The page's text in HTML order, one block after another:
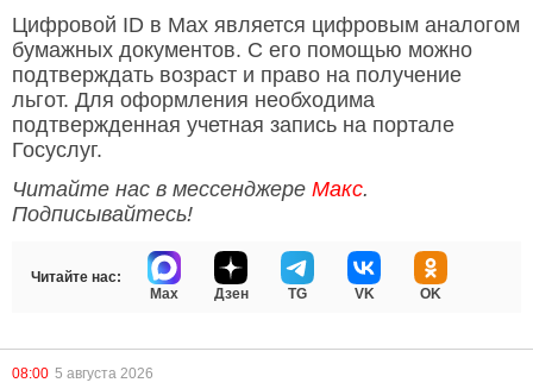
Цифровой ID в Мах является цифровым аналогом
бумажных документов. С его помощью можно
подтверждать возраст и право на получение
льгот. Для оформления необходима
подтвержденная учетная запись на портале
Госуслуг.
Читайте нас в мессенджере Макс.
Подписывайтесь!
Читайте нас:
Max
Дзен TG VK OK
08:00 5 августа 2026